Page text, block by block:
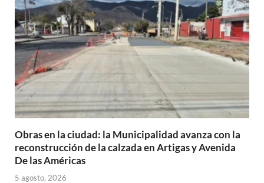
Obras en la ciudad: la Municipalidad avanza con la
reconstrucción de la calzada en Artigas y Avenida
De las Américas
5 agosto, 2026